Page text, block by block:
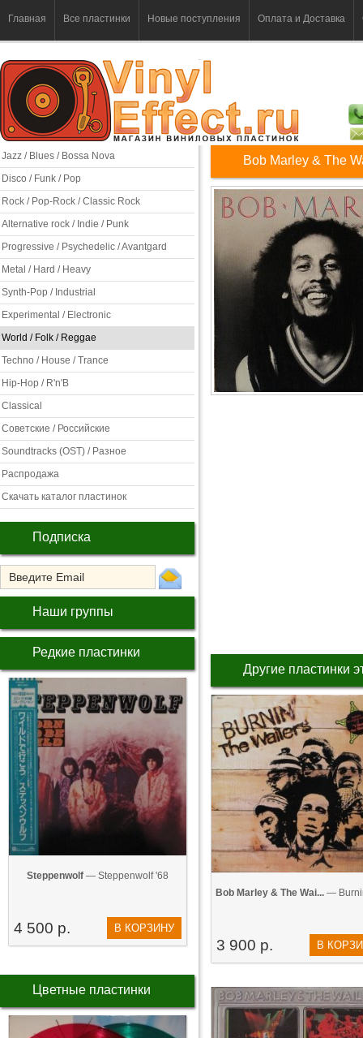
Главная Все пластинки Новые поступления Оплата и Доставка
Jazz / Blues / Bossa Nova
Disco / Funk / Pop
Rock / Pop-Rock / Classic Rock
Alternative rock / Indie / Punk
Progressive / Psychedelic / Avantgard
Metal / Hard / Heavy
Synth-Pop / Industrial
Experimental / Electronic
World / Folk / Reggae
Techno / House / Trance
Hip-Hop / R'n'B
Classical
Советские / Российские
Soundtracks (OST) / Разное
Распродажа
Скачать каталог пластинок
Подписка
Наши группы
Редкие пластинки
Steppenwolf — Steppenwolf '68
4 500 р. В КОРЗИНУ
Цветные пластинки
Bob Marley & The
Другие пластинки
Bob Marley & The Wai... —
3 900 р. В